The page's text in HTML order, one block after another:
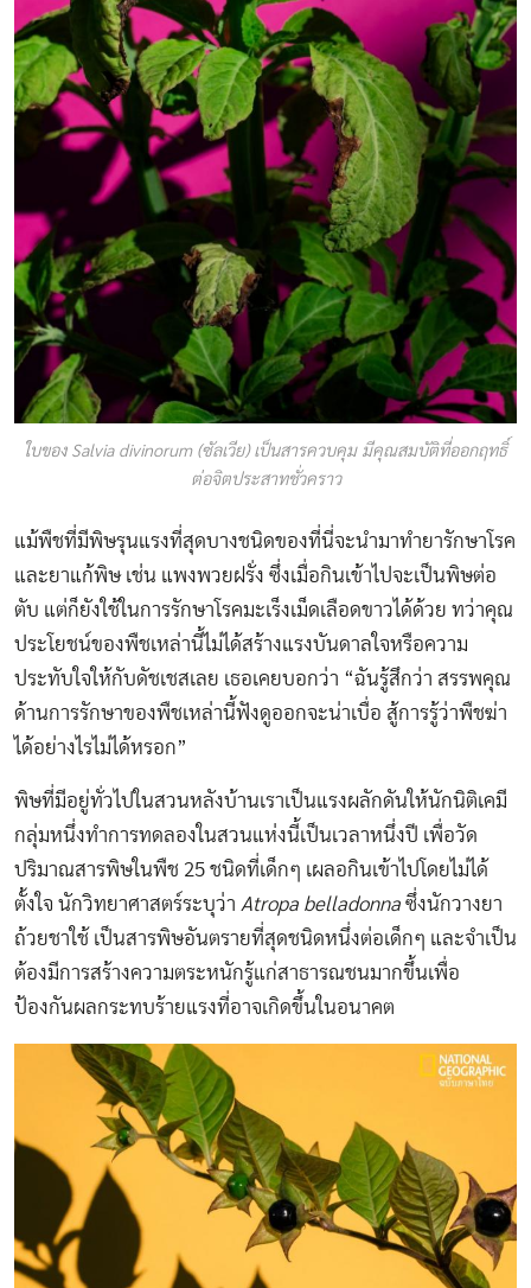
ใบของ Salvia divinorum (ซัลเวีย) เป็นสารควบคุม มีคุณสมบัติที่ออกฤทธิ์
ต่อจิตประสาทชั่วคราว
แม้พืชที่มีพิษรุนแรงที่สุดบางชนิดของที่นี่จะนำมาทำยารักษาโรค
และยาแก้พิษ เช่น แพงพวยฝรั่ง ซึ่งเมื่อกินเข้าไปจะเป็นพิษต่อ
ตับ แต่ก็ยังใช้ในการรักษาโรคมะเร็งเม็ดเลือดขาวได้ด้วย ทว่าคุณ
ประโยชน์ของพืชเหล่านี้ไม่ได้สร้างแรงบันดาลใจหรือความ
ประทับใจให้กับดัชเชสเลย เธอเคยบอกว่า “ฉันรู้สึกว่า สรรพคุณ
ด้านการรักษาของพืชเหล่านี้ฟังดูออกจะน่าเบื่อ สู้การรู้ว่าพืชฆ่า
ได้อย่างไรไม่ได้หรอก”
พิษที่มีอยู่ทั่วไปในสวนหลังบ้านเราเป็นแรงผลักดันให้นักนิติเคมี
กลุ่มหนึ่งทำการทดลองในสวนแห่งนี้เป็นเวลาหนึ่งปี เพื่อวัด
ปริมาณสารพิษในพืช 25 ชนิดที่เด็กๆ เผลอกินเข้าไปโดยไม่ได้
ตั้งใจ นักวิทยาศาสตร์ระบุว่า Atropa belladonna ซึ่งนักวางยา
ถ้วยชาใช้ เป็นสารพิษอันตรายที่สุดชนิดหนึ่งต่อเด็กๆ และจำเป็น
ต้องมีการสร้างความตระหนักรู้แก่สาธารณชนมากขึ้นเพื่อ
ป้องกันผลกระทบร้ายแรงที่อาจเกิดขึ้นในอนาคต